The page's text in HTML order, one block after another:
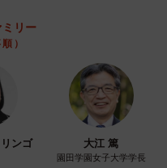
ミリー
）
ンゴ 大江 篤
園田学園女子大学学長